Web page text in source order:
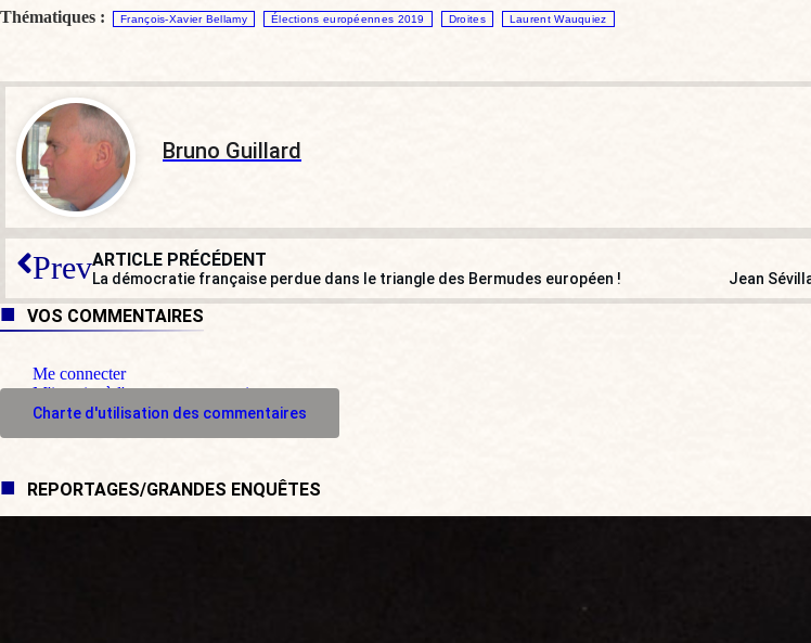
Thématiques : François-Xavier Bellamy Élections européennes 2019 Droites Laurent Wauquiez
Bruno Guillard
PrevARTICLE PRÉCÉDENT
La démocratie française perdue dans le triangle des Bermudes européen !
VOS COMMENTAIRES
Me connecter
M'inscrire à l'espace commentaire
Charte d'utilisation des commentaires
REPORTAGES/GRANDES ENQUÊTES